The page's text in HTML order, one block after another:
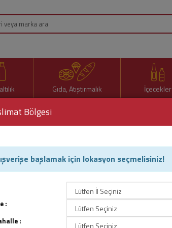
Gıda, Atıştırmalık İçecekler
Bölgesi
başlamak için lokasyon seçmelisiniz!
:
: